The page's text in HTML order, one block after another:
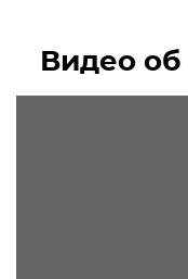
Видео